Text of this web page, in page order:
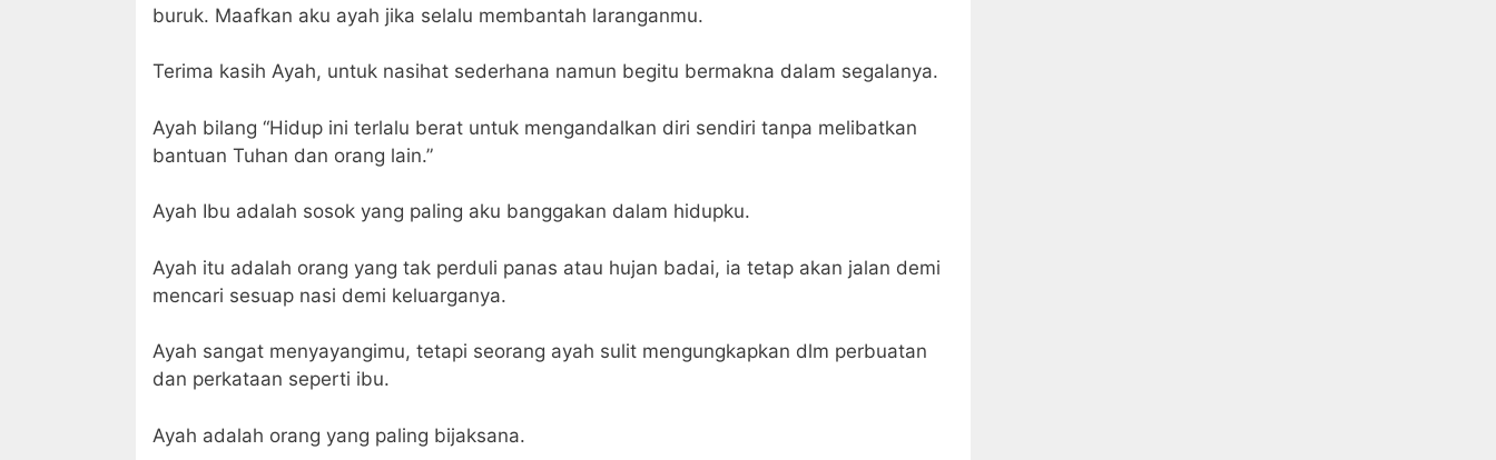
buruk. Maafkan aku ayah jika selalu membantah laranganmu.
Terima kasih Ayah, untuk nasihat sederhana namun begitu bermakna dalam segalanya.
Ayah bilang “Hidup ini terlalu berat untuk mengandalkan diri sendiri tanpa melibatkan
bantuan Tuhan dan orang lain.”
Ayah Ibu adalah sosok yang paling aku banggakan dalam hidupku.
Ayah itu adalah orang yang tak perduli panas atau hujan badai, ia tetap akan jalan demi
mencari sesuap nasi demi keluarganya.
Ayah sangat menyayangimu, tetapi seorang ayah sulit mengungkapkan dlm perbuatan
dan perkataan seperti ibu.
Ayah adalah orang yang paling bijaksana.